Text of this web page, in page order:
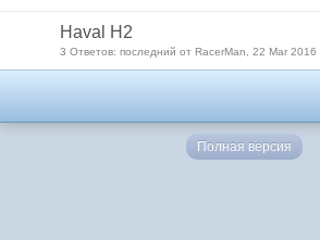
Haval H2
3 Ответов: последний от RacerMan, 22 Mar 2016
Полная версия